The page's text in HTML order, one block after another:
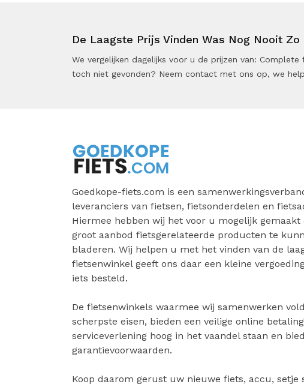
De Laagste Prijs Vinden Was Nog Nooit Zo
We vergelijken dagelijks voor u de prijzen van:
toch niet gevonden? Neem contact met ons op, we
Goedkope-fiets.com is een
leveranciers van fietsen, fietsonderdelen en
Hiermee hebben wij het voor u mogelijk gemaakt
groot aanbod fietsgerelateerde producten te
bladeren. Wij helpen u met het vinden van de
fietsenwinkel geeft ons daar een kleine
iets besteld.
De fietsenwinkels waarmee wij samenwerken
scherpste eisen, bieden een veilige online
serviceverlening hoog in het vaandel staan en
garantievoorwaarden.
Koop daarom gerust uw nieuwe fiets, accu, setje